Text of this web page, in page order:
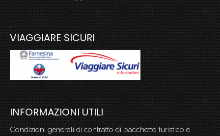
.
VIAGGIARE SICURI
INFORMAZIONI UTILI
Condizioni generali di contratto di pacchetto turistico e